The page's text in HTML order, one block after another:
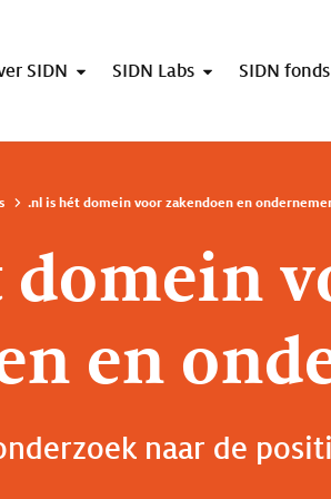
SIDN SIDN Labs SIDN fonds
.nl is hét domein voor zakendoen en
domein
en
naar de